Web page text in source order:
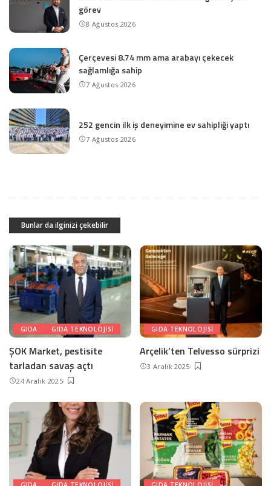
görev
8 Ağustos 2026
Çerçevesi 8.74 mm ama arabayı çekecek
sağlamlığa sahip
7 Ağustos 2026
252 gencin ilk iş deneyimine ev sahipliği yaptı
7 Ağustos 2026
Bunlar da ilginizi çekebilir
GIDA GIDA TEKNOLOJISI
ŞOK Market, pestisite
tarladan savaş açtı
24 Aralık 2025
GIDA TEKNOLOJISI
Arçelik’ten Telvesso sürprizi
3 Aralık 2025